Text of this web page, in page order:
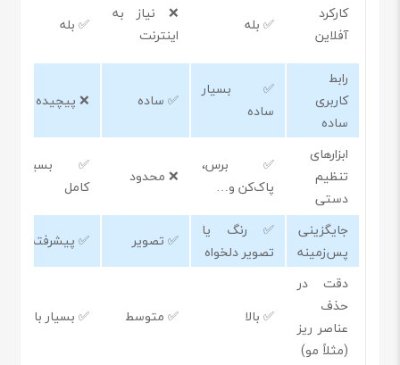
کارکرد
آفلاین
✅ بله
❌ نیاز به
اینترنت
✅ بله
رابط
کاربری
ساده
✅ بسیار
ساده
✅ ساده ❌ پیچیده
ابزارهای
تنظیم
دستی
✅ برس،
پاک‌کن و…
❌ محدود
✅ بسیار
کامل
جایگزینی
پس‌زمینه
✅ رنگ یا
تصویر دلخواه
✅ تصویر
✅ پیشرفته
دقت در
حذف
عناصر ریز
(مثلاً مو)
✅ بالا ✅ متوسط ✅ بسیار بالا